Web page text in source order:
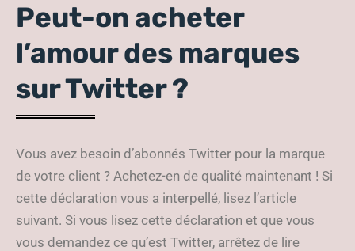
Peut-on acheter
l’amour des marques
sur Twitter ?
Vous avez besoin d’abonnés Twitter pour la marque
de votre client ? Achetez-en de qualité maintenant ! Si
cette déclaration vous a interpellé, lisez l’article
suivant. Si vous lisez cette déclaration et que vous
vous demandez ce qu’est Twitter, arrêtez de lire